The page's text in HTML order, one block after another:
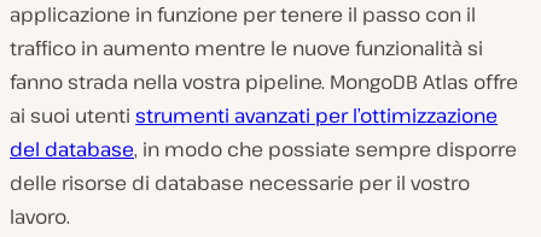
applicazione in funzione per tenere il passo con il
traffico in aumento mentre le nuove funzionalità si
fanno strada nella vostra pipeline. MongoDB Atlas offre
ai suoi utenti strumenti avanzati per l’ottimizzazione
del database, in modo che possiate sempre disporre
delle risorse di database necessarie per il vostro
lavoro.